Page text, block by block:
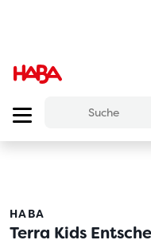
HABA
Terra Kids